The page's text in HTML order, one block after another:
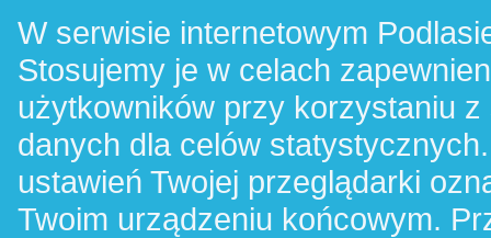
W serwisie internetowym
Stosujemy je w celach
użytkowników przy korzystaniu
danych dla celów
ustawień Twojej przeglądarki
Twoim urządzeniu końcowym.